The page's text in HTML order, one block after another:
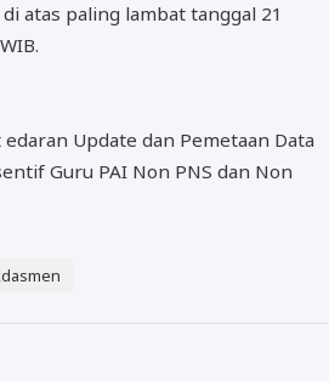
atas paling lambat tanggal 21
Update dan Pemetaan Data
Guru PAI Non PNS dan Non